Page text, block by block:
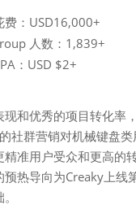
费：USD16,000+
人数：1,839+
：USD $2+
现和优秀的项目转化率
社群营销对机械键盘
准用户受众和更高的
预热导向为Creaky上线